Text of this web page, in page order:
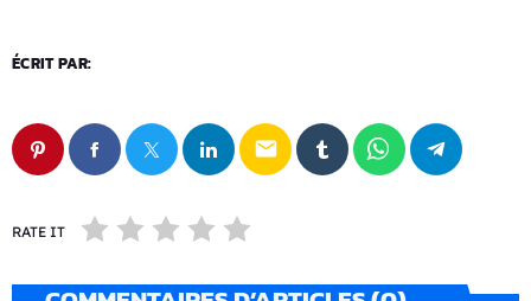
ÉCRIT PAR:
email
RATE IT